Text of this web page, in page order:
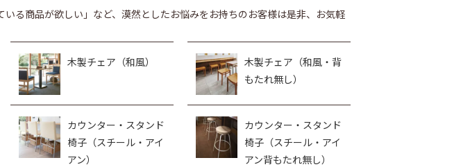
る商品が欲しい」など、漠然としたお悩みをお持ちのお客様は是非、お気軽
木製チェア（和風）
木製チェア（和風・背
もたれ無し）
カウンター・スタンド
椅子（スチール・アイ
アン）
カウンター・スタンド
椅子（スチール・アイ
アン背もたれ無し）